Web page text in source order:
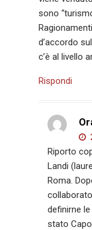
sono
d’accordo
c’è al livello
Rispondi
Riporto
Landi
Roma.
definirne
stato